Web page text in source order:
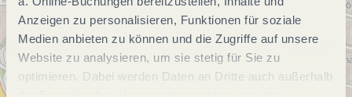
Anzeigen zu personalisieren, Funktionen für soziale
Medien anbieten zu können und die Zugriffe auf unsere
Website zu analysieren, um sie stetig für Sie zu
optimieren. Dabei werden Daten an Dritte auch außerhalb